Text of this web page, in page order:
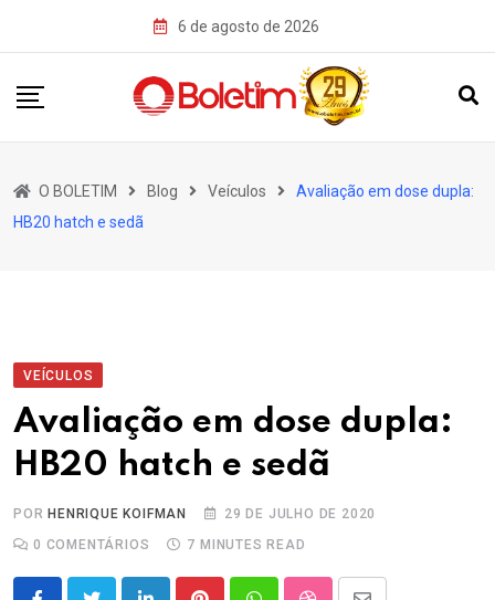
6 de agosto de 2026
O BOLETIM Blog Veículos
Avaliação em dose dupla:
HB20 hatch e sedã
VEÍCULOS
Avaliação em dose dupla:
HB20 hatch e sedã
POR HENRIQUE KOIFMAN
29 DE JULHO DE 2020
0 COMENTÁRIOS 7 MINUTES READ